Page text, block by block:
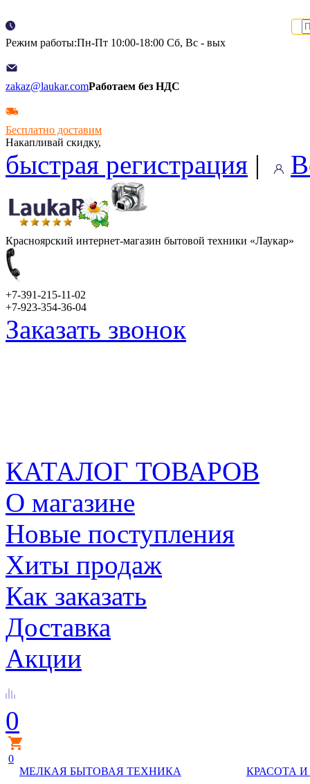
Режим работы:Пн-Пт 10:00-18:00 Сб, Вс - вых
zakaz@laukar.comРаботаем без НДС
Бесплатно доставим
Накапливай скидку,
быстрая регистрация |
Красноярский интернет-магазин бытовой техники «Лаукар»
+7-391-215-11-02
+7-923-354-36-04
Заказать звонок
КАТАЛОГ ТОВАРОВ
О магазине
Новые поступления
Хиты продаж
Как заказать
Доставка
Акции
0
0
МЕЛКАЯ БЫТОВАЯ ТЕХНИКА
КРАСОТА И